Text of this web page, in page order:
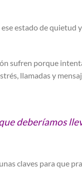
estado de quietud
sufren porque
llamadas y
deberíamos
claves para que